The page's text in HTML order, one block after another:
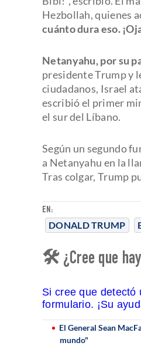
EN:
DONALD TRUMP
Hezbollah, quienes
cuánto dura eso.
Netanyahu, por su
presidente Trump y
ciudadanos, Israel
escribió el primer
el sur del Líbano.
Según un segundo
a Netanyahu en la
Tras colgar, Trump
🛠 ¿Cree que
Si cree que detectó
formulario. ¡Su
El General Sean
mundo"